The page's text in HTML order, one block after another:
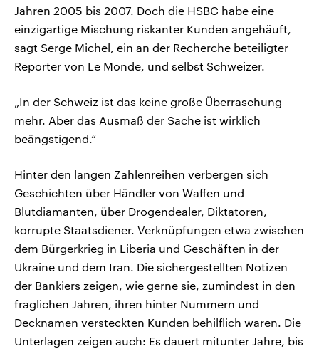
Jahren 2005 bis 2007. Doch die HSBC habe eine
einzigartige Mischung riskanter Kunden angehäuft,
sagt Serge Michel, ein an der Recherche beteiligter
Reporter von Le Monde, und selbst Schweizer.
„In der Schweiz ist das keine große Überraschung
mehr. Aber das Ausmaß der Sache ist wirklich
beängstigend.“
Hinter den langen Zahlenreihen verbergen sich
Geschichten über Händler von Waffen und
Blutdiamanten, über Drogendealer, Diktatoren,
korrupte Staatsdiener. Verknüpfungen etwa zwischen
dem Bürgerkrieg in Liberia und Geschäften in der
Ukraine und dem Iran. Die sichergestellten Notizen
der Bankiers zeigen, wie gerne sie, zumindest in den
fraglichen Jahren, ihren hinter Nummern und
Decknamen versteckten Kunden behilflich waren. Die
Unterlagen zeigen auch: Es dauert mitunter Jahre, bis